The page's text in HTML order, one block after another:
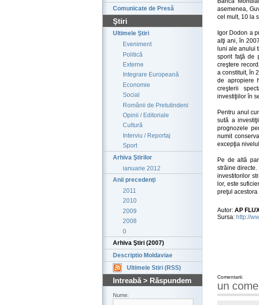
Comunicate de Presă
Ştiri
Ultimele Ştiri
Eveniment
Politică
Externe
Integrare Europeană
Economie
Social
Românii de Pretutindeni
Opinii / Editoriale
Cultură
Interviu / Reportaj
Sport
Arhiva Ştirilor
ianuarie 2012
Anii precedenţi
2011
2010
2009
2008
0
Arhiva Ştiri (2007)
Descriptio Moldaviae
Ultimele Stiri (RSS)
Intreabă > Răspundem
Nume:
asemenea,
cel mult, 10 la
Igor Dodon a
alţi ani, în
luni ale anului
sporit faţă de
creştere
a constituit, în
de apropiere
creşterii
investiţiilor în
Pentru anul
sută a
prognozele
numit
excepţia
Pe de altă
străine directe.
investitorilor
lor, este
preţul acestora
Autor: AP
Sursa: http://
Comentarii:
un